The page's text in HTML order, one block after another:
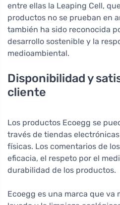
entre ellas la Leaping Cell,
productos no se prueban en
también ha sido reconocida
desarrollo sostenible y la
medioambiental.
Disponibilidad y
cliente
Los productos Ecoegg se
través de tiendas
físicas. Los comentarios de
eficacia, el respeto por el
durabilidad de los productos.
Ecoegg es una marca que va